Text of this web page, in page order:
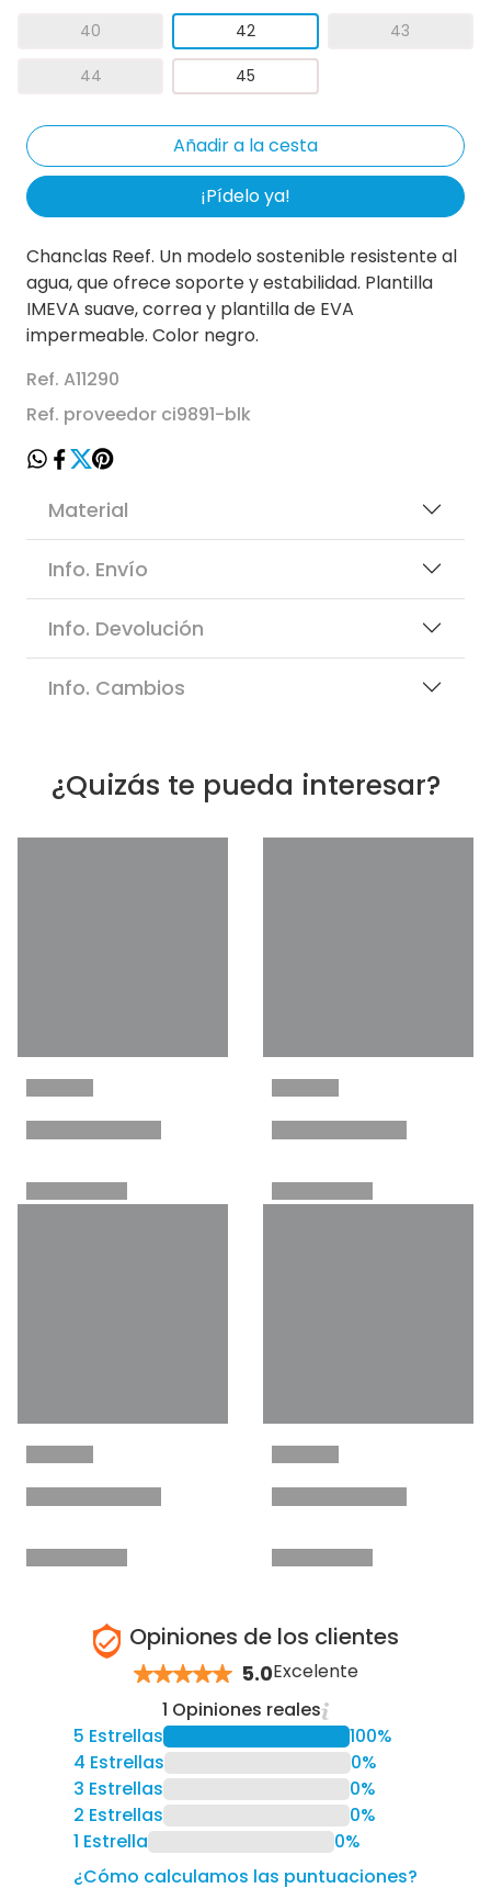
40 42 43
44 45
¡Pídelo ya!
Chanclas Reef. Un modelo sostenible resistente al
agua, que ofrece soporte y estabilidad. Plantilla
IMEVA suave, correa y plantilla de EVA
impermeable. Color negro.
Ref. A11290
Ref. proveedor ci9891-blk
Material
Info. Envío
Info. Devolución
Info. Cambios
¿Quizás te pueda interesar?
Opiniones de los clientes
5.0Excelente
1 Opiniones reales
5 Estrellas
100%
4 Estrellas
0%
3 Estrellas
0%
2 Estrellas
0%
1 Estrella
0%
¿Cómo calculamos las puntuaciones?